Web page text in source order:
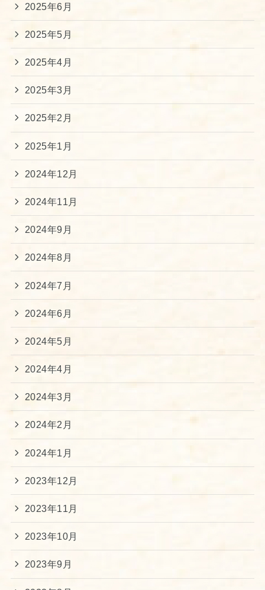
2025年6月
2025年5月
2025年4月
2025年3月
2025年2月
2025年1月
2024年12月
2024年11月
2024年9月
2024年8月
2024年7月
2024年6月
2024年5月
2024年4月
2024年3月
2024年2月
2024年1月
2023年12月
2023年11月
2023年10月
2023年9月